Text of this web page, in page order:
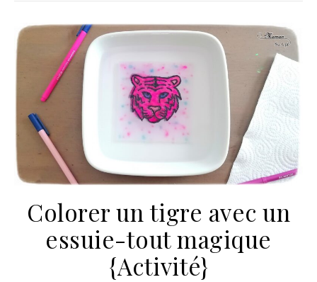
Colorer un tigre avec un
essuie-tout magique
{Activité}